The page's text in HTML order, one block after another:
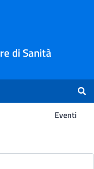
di Sanità
Eventi
-